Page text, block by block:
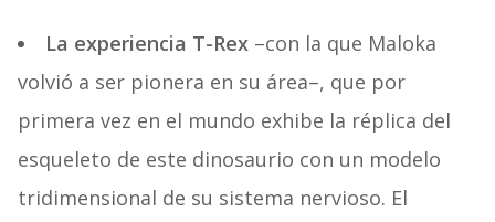
La experiencia T-Rex–con la que Maloka
volvió a ser pionera en su área–, que por
primera vez en el mundo exhibe la réplica del
esqueleto de este dinosaurio con un modelo
tridimensional de su sistema nervioso. El